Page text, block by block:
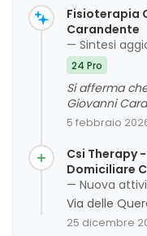
Fisioterapia
Carandente
— Sintesi
24 Pro
Si afferma
Giovanni
l'empatia
clienti
preparazione,
ambienti
5 febbraio
Csi Therapy
Domiciliare
— Nuova
Via delle
25 dicembre